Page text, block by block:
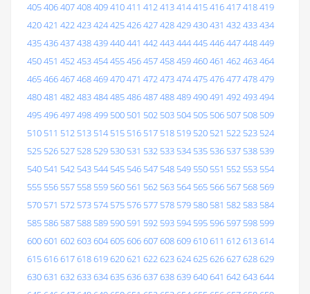
405406407408409410411 412413414415416417418419
420421 422423424425426427428429430431 432433434
435436437438439440441 442443444445446447448449
450451 452453454455456457458459460461 462463464
465466467468469470471 472473474475476477478479
480481 482483484485486487488489490491 492493494
495496497498499 500 501 502 503 504 505 506 507 508 509
510 511 512 513 514 515 516 517 518 519 520 521 522 523 524
525 526 527 528 529 530 531 532 533 534 535 536 537 538 539
540 541 542 543 544 545 546 547 548 549 550 551 552 553 554
555 556 557 558 559 560 561 562 563 564 565 566 567 568 569
570 571 572 573 574 575 576 577 578 579 580 581 582 583 584
585 586 587 588 589 590 591 592 593 594 595 596 597 598 599
600601 602603604605606607608609610611 612613614
615616617618619620621 622623624625626627628629
630631 632633634635636637638639640641 642643644